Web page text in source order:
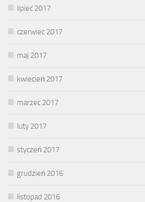
lipiec 2017
czerwiec 2017
maj 2017
kwiecień 2017
marzec 2017
luty 2017
styczeń 2017
grudzień 2016
listopad 2016